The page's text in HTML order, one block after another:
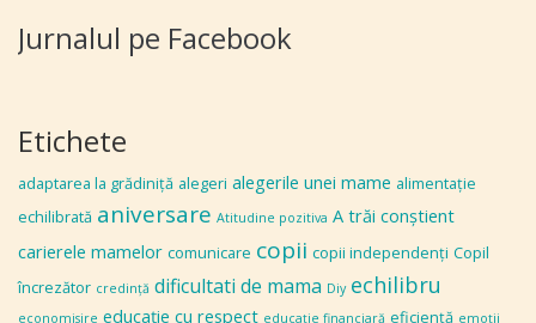
Jurnalul pe Facebook
Etichete
adaptarea la grădiniţă alegeri alegerile unei mame alimentaţie
echilibrată aniversare Atitudine pozitiva A trăi conștient
carierele mamelor comunicare copii copii independenţi Copil
încrezător credinţă dificultati de mama Diy echilibru
economisire educaţie cu respect educaţie financiară eficiență emoţii